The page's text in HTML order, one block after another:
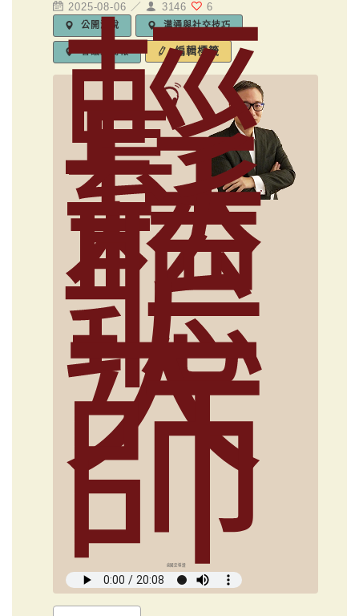
2025-08-06 ／ 3146 6
公開演說 溝通與社交技巧
會議及簡報 編輯標籤
輕
鬆
聽
大
師
俞國定導讀